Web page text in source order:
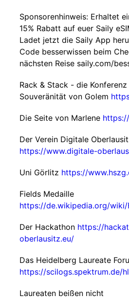
Sponsorenhinweis: Erhaltet
15% Rabatt auf euer Saily
Ladet jetzt die Saily App
Code besserwissen beim
nächsten Reise saily.com/
Rack & Stack - die
Souveränität von Golem
Die Seite von Marlene
Der Verein Digitale
https://www.digitale-
Uni Görlitz https://
Fields Medaille
https://de.wikipedia.org/wiki/
Der Hackathon https://
oberlausitz.eu/
Das Heidelberg Laureate
https://scilogs.spektrum.de/
Laureaten beißen nicht